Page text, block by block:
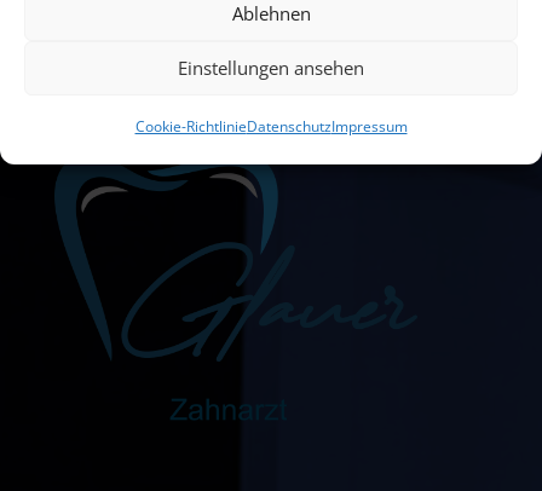
Ablehnen
Einstellungen ansehen
Cookie-RichtlinieDatenschutzImpressum